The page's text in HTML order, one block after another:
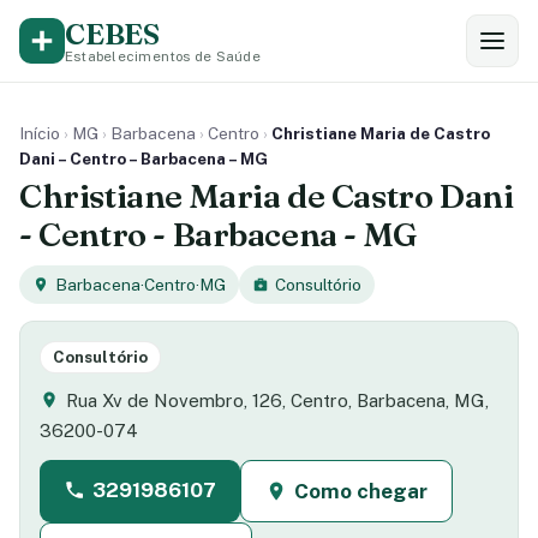
CEBES
Estabelecimentos de Saúde
Início › MG › Barbacena › Centro › Christiane Maria de Castro
Dani – Centro – Barbacena – MG
Christiane Maria de Castro Dani
- Centro - Barbacena - MG
Barbacena·Centro·MG Consultório
Consultório
Rua Xv de Novembro, 126, Centro, Barbacena, MG,
36200-074
3291986107 Como chegar